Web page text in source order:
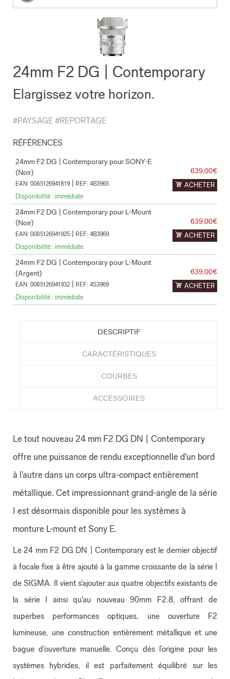
24mm F2 DG | Contemporary
Elargissez votre horizon.
#PAYSAGE #REPORTAGE
RÉFÉRENCES
24mm F2 DG | Contemporary pour SONY-E
(Noir)
EAN: 0085126941819 | REF: 4B3965
Disponibilité : immédiate
639,00€
ACHETER
24mm F2 DG | Contemporary pour L-Mount
(Noir)
EAN: 0085126941925 | REF: 4B3969
Disponibilité : immédiate
639,00€
ACHETER
24mm F2 DG | Contemporary pour L-Mount
(Argent)
EAN: 0085126941932 | REF: 4S3969
Disponibilité : immédiate
639,00€
ACHETER
DESCRIPTIF
CARACTÉRISTIQUES
COURBES
ACCESSOIRES
Le tout nouveau 24 mm F2 DG DN | Contemporary
offre une puissance de rendu exceptionnelle d'un bord
à l'autre dans un corps ultra-compact entièrement
métallique. Cet impressionnant grand-angle de la série
I est désormais disponible pour les systèmes à
monture L-mount et Sony E.
Le 24 mm F2 DG DN | Contemporary est le dernier objectif
à focale fixe à être ajouté à la gamme croissante de la série I
de SIGMA. Il vient s'ajouter aux quatre objectifs existants de
la série I ainsi qu'au nouveau 90mm F2.8, offrant de
superbes performances optiques, une ouverture F2
lumineuse, une construction entièrement métallique et une
bague d'ouverture manuelle. Conçu dès l’origine pour les
systèmes hybrides, il est parfaitement équilibré sur les